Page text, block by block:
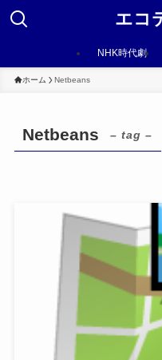
エコ
NHK時代劇
ホーム Netbeans
Netbeans – tag –